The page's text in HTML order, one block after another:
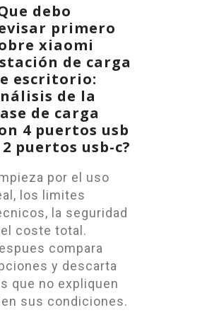
debo
primero
xiaomi
de carga
escritorio:
de la
de carga
4 puertos usb
puertos usb-c?
por el uso
los limites
la seguridad
coste total.
compara
y descarta
que no expliquen
sus condiciones.